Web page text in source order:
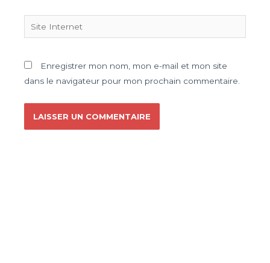
Enregistrer mon nom, mon e-mail et mon site
dans le navigateur pour mon prochain commentaire.